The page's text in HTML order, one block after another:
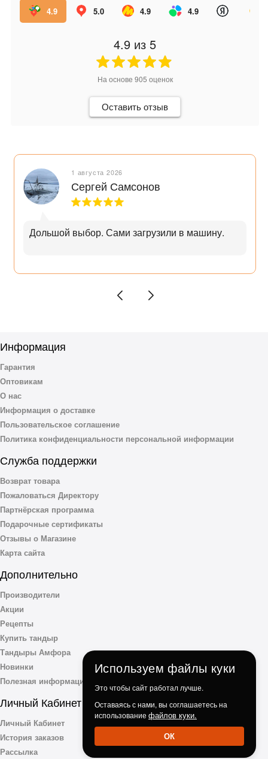
4.9 5.0 4.9 4.9
4.9 из 5
На основе 905 оценок
Оставить отзыв
1 августа 2026
Сергей Самсонов
Дольшой выбор. Сами загрузили в машину.
Информация
Гарантия
Оптовикам
О нас
Информация о доставке
Пользовательское соглашение
Политика конфиденциальности персональной информации
Служба поддержки
Возврат товара
Пожаловаться Директору
Партнёрская программа
Подарочные сертификаты
Отзывы о Магазине
Карта сайта
Дополнительно
Производители
Акции
Рецепты
Купить тандыр
Тандыры Амфора
Новинки
Полезная информация
Личный Кабинет
Личный Кабинет
История заказов
Рассылка
Используем файлы куки
Это чтобы сайт работал лучше.
Оставаясь с нами, вы соглашаетесь на
использование файлов куки.
ОК